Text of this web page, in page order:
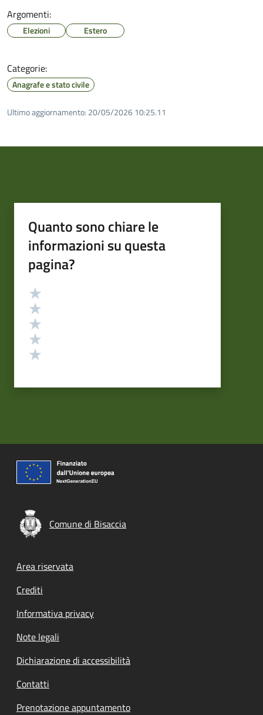
Argomenti:
Elezioni Estero
Categorie:
Anagrafe e stato civile
Ultimo aggiornamento: 20/05/2026 10:25.11
Quanto sono chiare le
informazioni su questa
pagina?
Valutazione
Comune di Bisaccia
Footer menu
Area riservata
Crediti
Informativa privacy
Note legali
Dichiarazione di accessibilità
Contatti
Prenotazione appuntamento